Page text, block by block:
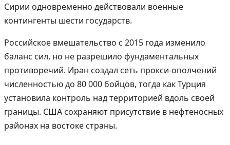
Сирии одновременно действовали военные
контингенты шести государств.
Российское вмешательство с 2015 года изменило
баланс сил, но не разрешило фундаментальных
противоречий. Иран создал сеть прокси-ополчений
численностью до 80 000 бойцов, тогда как Турция
установила контроль над территорией вдоль своей
границы. США сохраняют присутствие в нефтеносных
районах на востоке страны.